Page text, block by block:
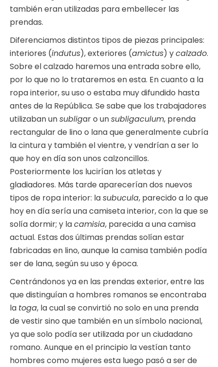
también eran utilizadas para embellecer las
prendas.
Diferenciamos distintos tipos de piezas principales:
interiores (indutus), exteriores (amictus) ycalzado.
Sobre el calzado haremos una entrada sobre ello,
por lo que no lo trataremos en esta. En cuanto a la
ropa interior, su uso o estaba muy difundido hasta
antes de la República. Se sabe que los trabajadores
utilizaban unsubligar o unsubligaculum, prenda
rectangular de lino o lana que generalmente cubría
la cintura y también el vientre, y vendrían a ser lo
que hoy en día son unos calzoncillos.
Posteriormente los lucirían los atletas y
gladiadores. Más tarde aparecerían dos nuevos
tipos de ropa interior: lasubucula, parecido a lo que
hoy en día sería una camiseta interior, con la que se
solía dormir; y lacamisia, parecida a una camisa
actual. Estas dos últimas prendas solían estar
fabricadas en lino, aunque la camisa también podía
ser de lana, según su uso y época.
Centrándonos ya en las prendas exterior, entre las
que distinguían a hombres romanos se encontraba
la toga, la cual se convirtió no solo en una prenda
de vestir sino que también en un símbolo nacional,
ya que solo podía ser utilizada por un ciudadano
romano. Aunque en el principio la vestían tanto
hombres como mujeres esta luego pasó a ser de